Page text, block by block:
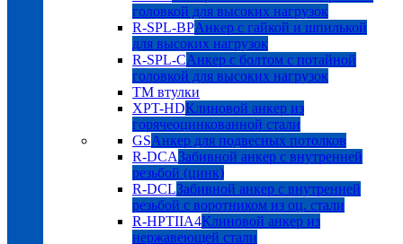
головкой для высоких нагрузок
R-SPL-BPАнкер с гайкой и шпилькой
для высоких нагрузок
R-SPL-CАнкер с болтом с потайной
головкой для высоких нагрузок
TM втулки
XPT-HDКлиновой анкер из
горячеоцинкованной стали
GSАнкер для подвесных потолков
R-DCAЗабивной анкер с внутренней
резьбой (цинк)
R-DCLЗабивной анкер с внутренней
резьбой с воротником из оц. стали
R-HPTIIA4Клиновой анкер из
нержавеющей стали